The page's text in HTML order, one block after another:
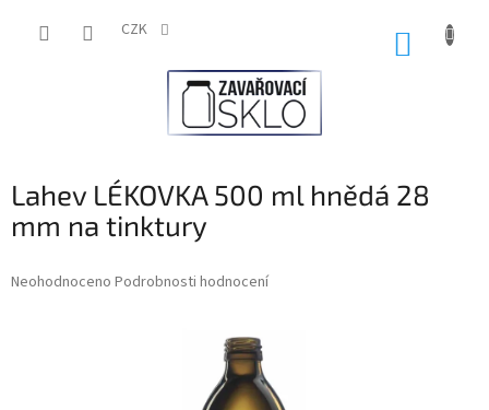
CZK
Lahev LÉKOVKA 500 ml hnědá 28
mm na tinktury
Průměrné
Neohodnoceno Podrobnosti hodnocení